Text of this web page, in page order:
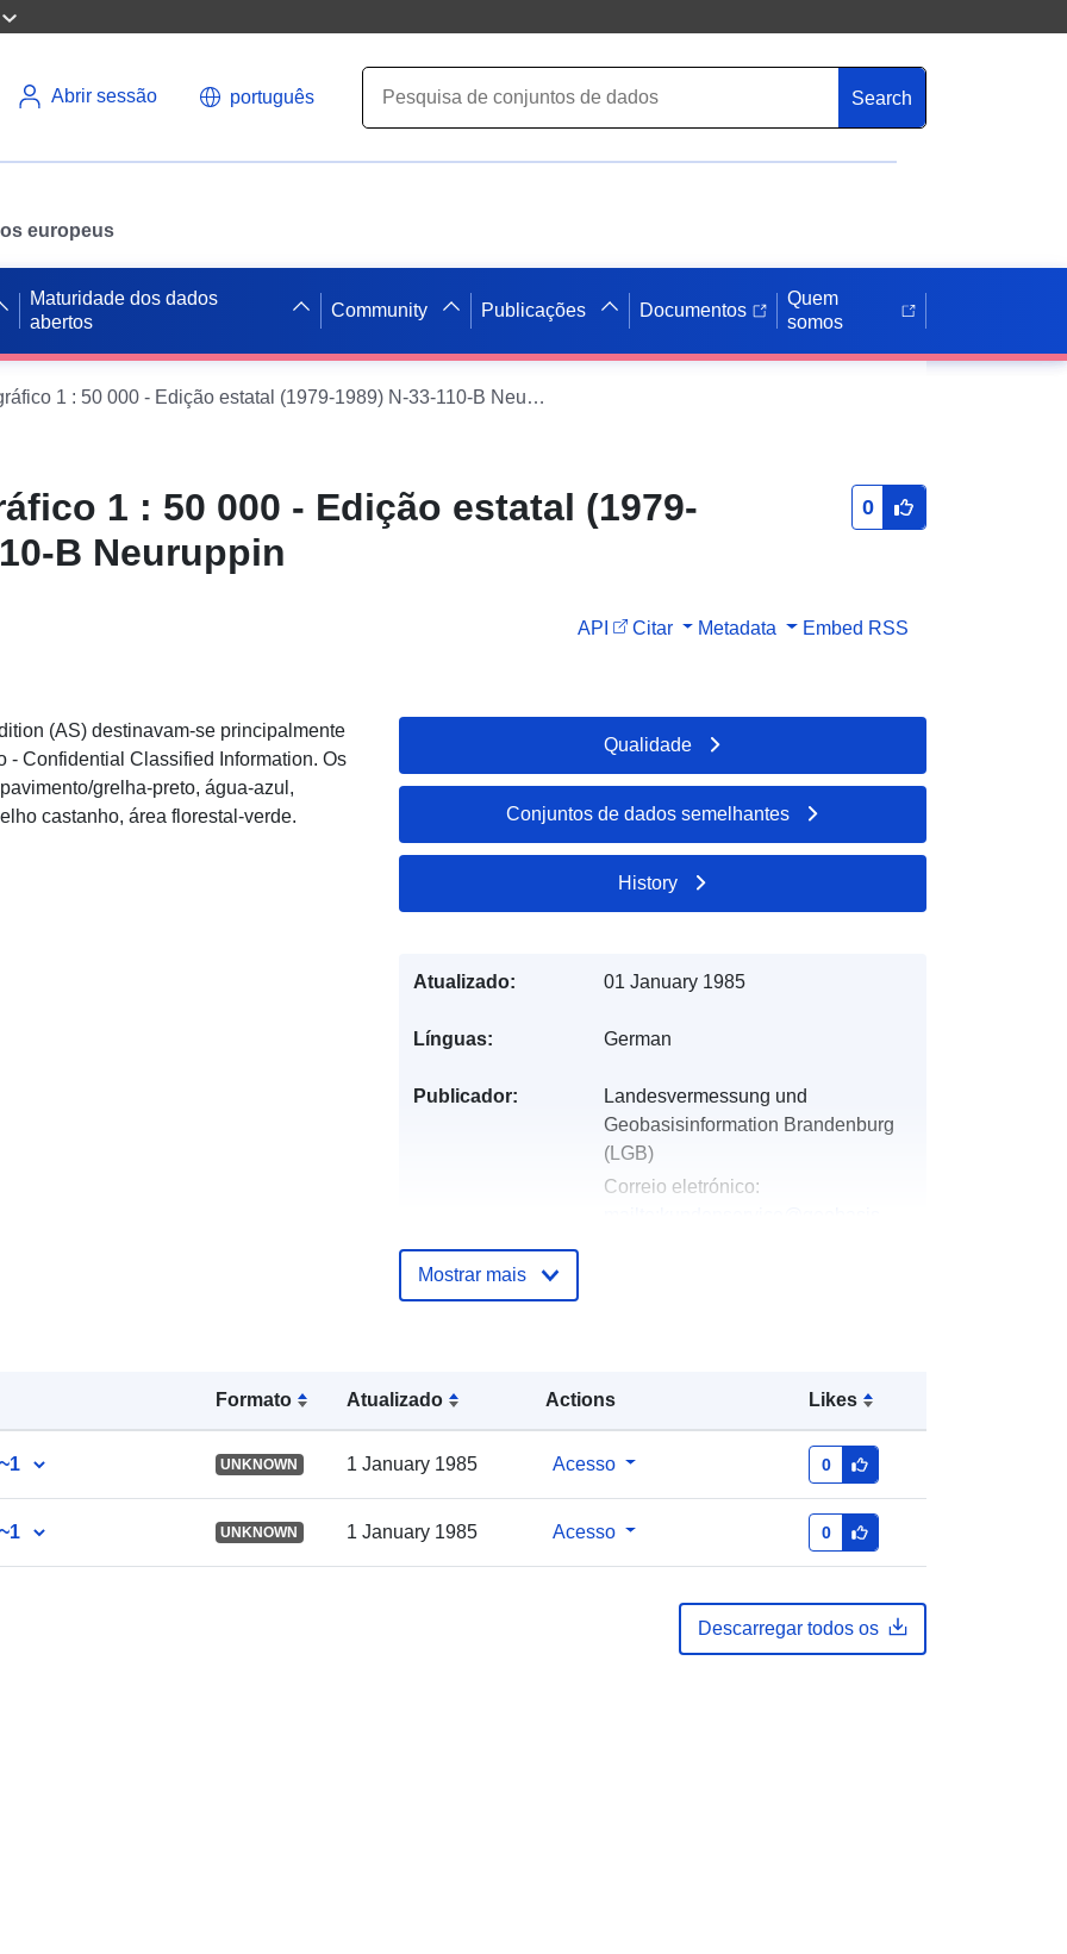
Abrir sessão português Search
europeus
Maturidade dos dados
abertos
Community Publicações Documentos
Quem
somos
Mapa topográfico 1 : 50 000 - Edição estatal (1979-1989) N-33-110-B Neuruppin
1 : 50 000 - Edição estatal (1979-
B Neuruppin
0
API Citar Metadata Embed RSS
(AS) destinavam-se principalmente
- Confidential Classified Information. Os
grelha-preto, água-azul,
castanho, área florestal-verde.
Formato Atualizado Actions Likes
UNKNOWN 1 January 1985 Acesso 0
UNKNOWN 1 January 1985 Acesso 0
Descarregar todos os
Qualidade
Conjuntos de dados semelhantes
History
Atualizado: 01 January 1985
Línguas: German
Publicador:
Landesvermessung und
Geobasisinformation Brandenburg
(LGB)
Correio eletrónico:
Registo do
August 2026
Espacial: Coordenadas:
12.74, 52.83 ], [ 12.74, 52.99 ] ]
Eine Auskunft über die Herkunft der
Daten erhalten Sie per Anfrage an
Mostrar mais